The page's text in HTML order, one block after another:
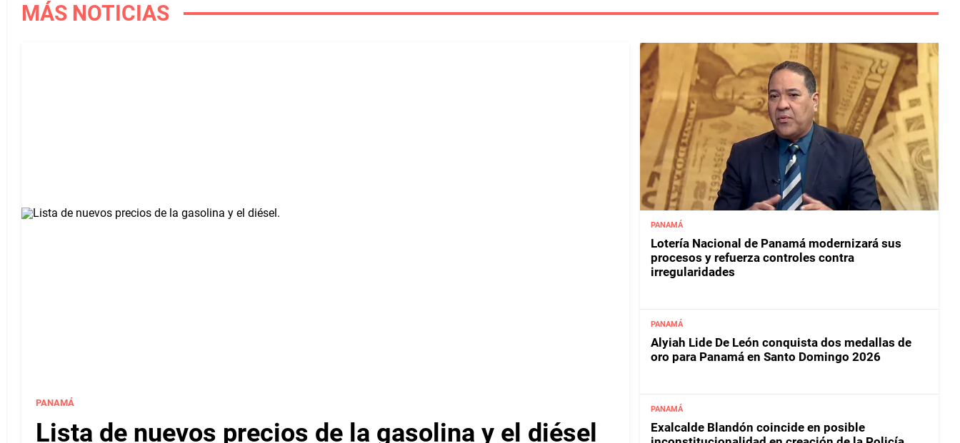
MÁS NOTICIAS
PANAMÁ
Lista de nuevos precios de la gasolina y el diésel
PANAMÁ
Lotería Nacional de Panamá modernizará sus
procesos y refuerza controles contra
irregularidades
PANAMÁ
Alyiah Lide De León conquista dos medallas de
oro para Panamá en Santo Domingo 2026
PANAMÁ
Exalcalde Blandón coincide en posible